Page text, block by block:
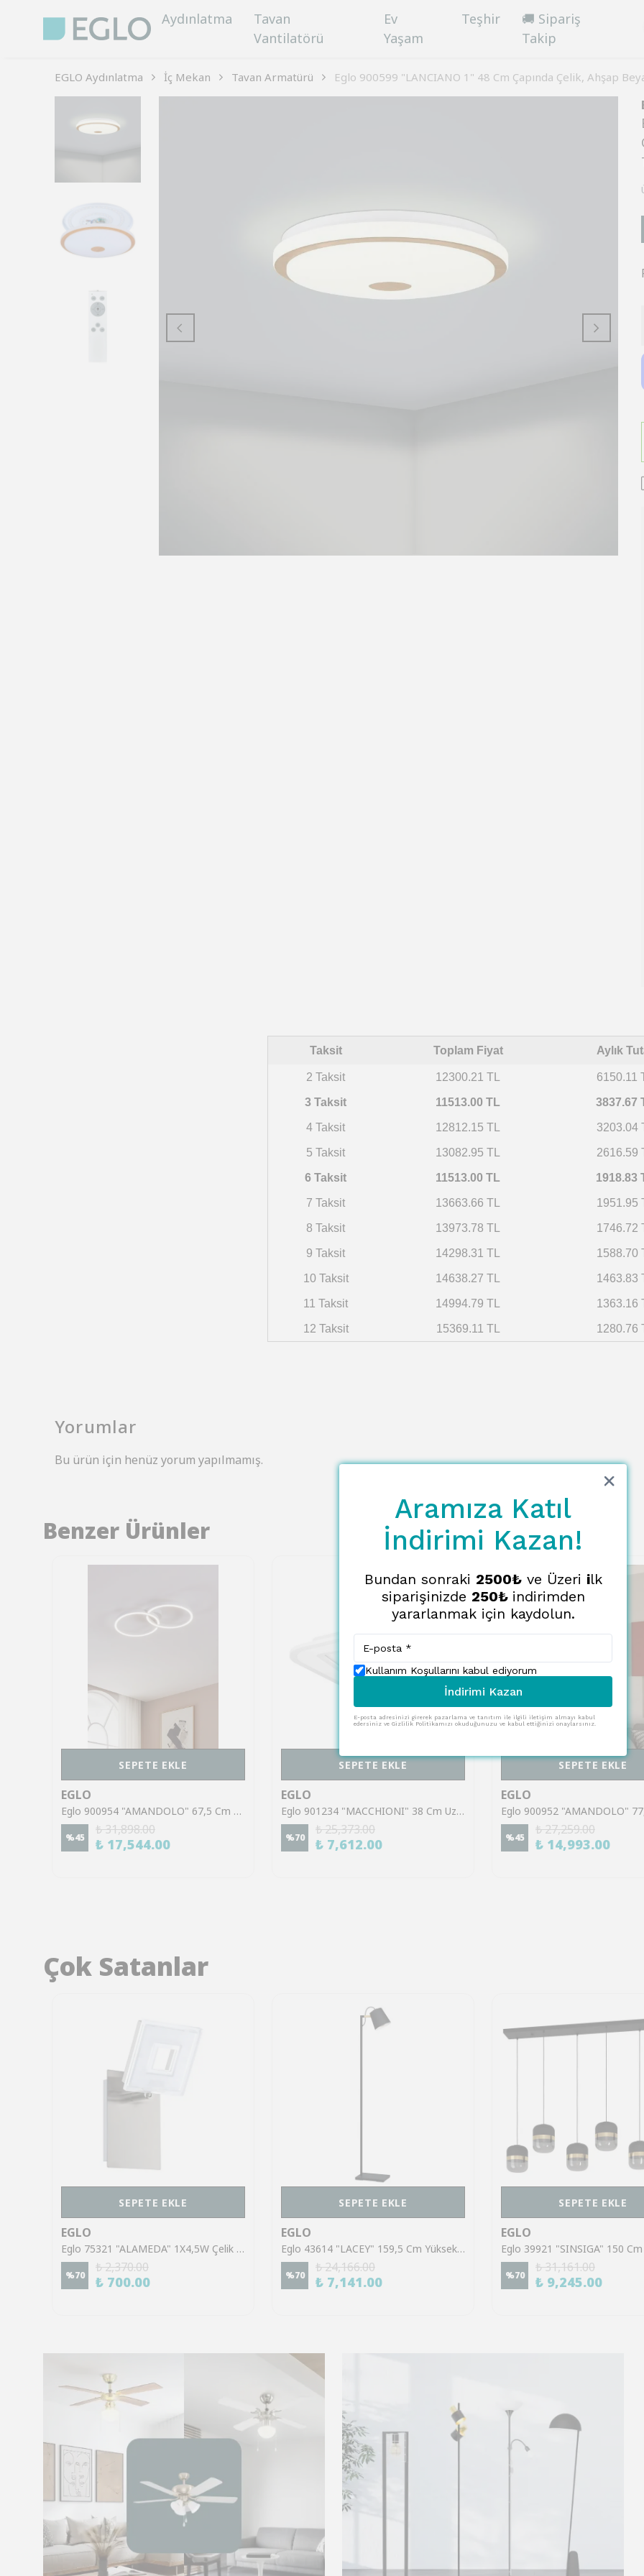
Aydınlatma
Tavan
Vantilatörü
Ev
Yaşam
Teşhir
🚚 Sipariş
Takip
EGLO Aydınlatma İç Mekan Tavan Armatürü Eglo 900599 "LANCIANO 1" 48 Cm Çapında Çelik, Ahşap
Taksit Toplam Fiyat Aylık
2 Taksit 12300.21 TL 6150.11
3 Taksit 11513.00 TL 3837.67
4 Taksit 12812.15 TL 3203.04
5 Taksit 13082.95 TL 2616.59
6 Taksit 11513.00 TL 1918.83
7 Taksit 13663.66 TL 1951.95
8 Taksit 13973.78 TL 1746.72
9 Taksit 14298.31 TL 1588.70
10 Taksit 14638.27 TL 1463.83
11 Taksit 14994.79 TL 1363.16
12 Taksit 15369.11 TL 1280.76
Yorumlar
Bu ürün için henüz yorum yapılmamış.
Benzer Ürünler
SEPETE EKLE
EGLO
Eglo 900954 "AMANDOLO" 67,5 Cm Uzunluğunda Alüminyum, Çelik Beyaz Tavan Armatürü RGB
%45
₺ 31,898.00
₺ 17,544.00
SEPETE EKLE
EGLO
Eglo 901234 "MACCHIONI" 38 Cm Uzunluğunda Çelik, Plastik Beyaz Tavan Armatürü
%70
₺ 25,373.00
₺ 7,612.00
SEPETE EKLE
EGLO
%45
₺ 27,259.00
₺ 14,993.00
Çok Satanlar
SEPETE EKLE
EGLO
Eglo 75321 "ALAMEDA" 1X4,5W Çelik Nikel Mat Sıva Üstü Spot
%70
₺ 2,370.00
₺ 700.00
SEPETE EKLE
EGLO
Eglo 43614 "LACEY" 159,5 Cm Yüksekliğinde Çelik, Ahşap Köşe Lambası Lambader
%70
₺ 24,166.00
₺ 7,141.00
SEPETE EKLE
EGLO
%70
₺ 31,161.00
₺ 9,245.00
Aramıza Katıl
İndirimi Kazan!
Bundan sonraki 2500₺ve Üzeri ilk
siparişinizde 250₺ indirimden
yararlanmak için kaydolun.
Kullanım Koşullarını kabul ediyorum
İndirimi Kazan
E-posta adresinizi girerek pazarlama ve tanıtım ile ilgili iletişim almayı kabul
edersiniz ve Gizlilik Politikamızı okuduğunuzu ve kabul ettiğinizi onaylarsınız.